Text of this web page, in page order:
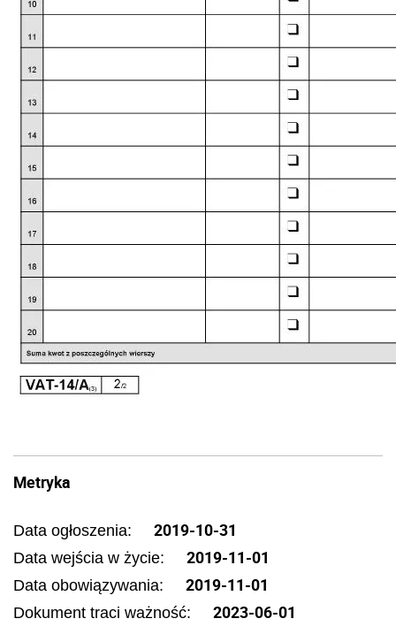
Metryka
Data ogłoszenia: 2019-10-31
Data wejścia w życie: 2019-11-01
Data obowiązywania: 2019-11-01
Dokument traci ważność: 2023-06-01